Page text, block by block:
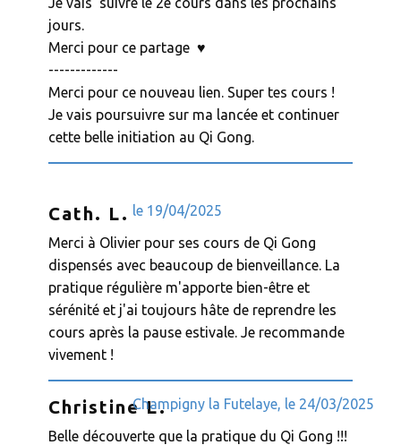
jours.
Merci pour ce partage ♥️
-------------
Merci pour ce nouveau lien. Super tes cours !
Je vais poursuivre sur ma lancée et continuer
cette belle initiation au Qi Gong.
Cath. L. le ​​19/04/2025
Merci à Olivier pour ses cours de Qi Gong
dispensés avec beaucoup de bienveillance. La
pratique régulière m'apporte bien-être et
sérénité et j'ai toujours hâte de reprendre les
cours après la pause estivale. Je recommande
vivement !
Christine L.Champigny la Futelaye, le 24/03/2025
Belle découverte que la pratique du Qi Gong !!!